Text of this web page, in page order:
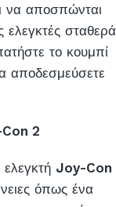
να αποσπώνται
ελεγκτές σταθερά
το κουμπί
αποδεσμεύσετε
2
Joy-Con
όπως ένα